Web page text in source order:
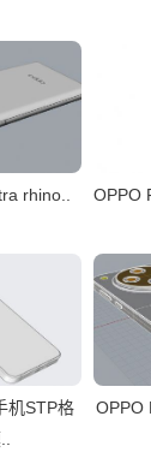
rhino..
OPPO
机STP格
OPPO